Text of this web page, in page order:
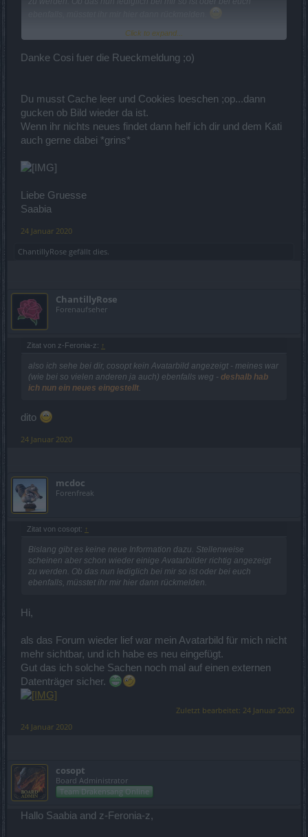
Cosopt
Click to expand...
Danke Cosi fuer die Rueckmeldung ;o)
Du musst Cache leer und Cookies loeschen ;op...dann
gucken ob Bild wieder da ist.
Wenn ihr nichts neues findet dann helf ich dir und dem Kati
auch gerne dabei *grins*
Liebe Gruesse
Saabia
24 Januar 2020
ChantillyRose gefällt dies.
ChantillyRose
Forenaufseher
Zitat von z-Feronia-z: ↑
also ich sehe bei dir, cosopt kein Avatarbild angezeigt - meines war
(wie bei so vielen anderen ja auch) ebenfalls weg - deshalb hab
ich nun ein neues eingestellt
dito
24 Januar 2020
mcdoc
Forenfreak
Zitat von cosopt: ↑
Bislang gibt es keine neue Information dazu. Stellenweise
scheinen aber schon wieder einige Avatarbilder richtig angezeigt
zu werden. Ob das nun lediglich bei mir so ist oder bei euch
ebenfalls, müsstet ihr mir hier dann rückmelden.
Hi,
als das Forum wieder lief war mein Avatarbild für mich nicht
mehr sichtbar, und ich habe es neu eingefügt.
Gut das ich solche Sachen noch mal auf einen externen
Datenträger sicher.
Zuletzt bearbeitet: 24 Januar 2020
24 Januar 2020
cosopt
Board Administrator
Team Drakensang Online
Hallo Saabia and z-Feronia-z,